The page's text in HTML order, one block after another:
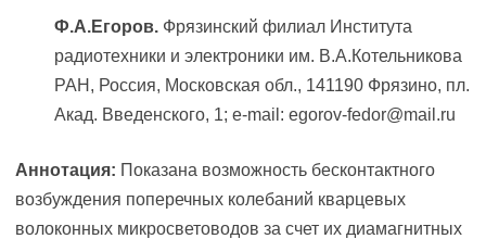
Ф.А.Егоров. Фрязинский филиал Института
радиотехники и электроники им. В.А.Котельникова
РАН, Россия, Московская обл., 141190 Фрязино, пл.
Акад. Введенского, 1; e-mail: egorov-fedor@mail.ru
Аннотация: Показана возможность бесконтактного
возбуждения поперечных колебаний кварцевых
волоконных микросветоводов за счет их диамагнитных